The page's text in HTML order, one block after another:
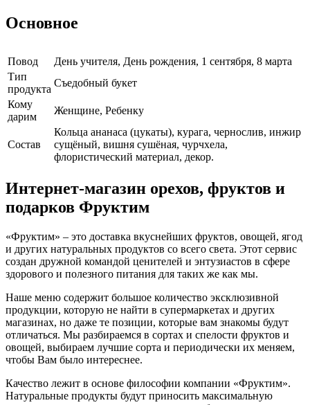
Основное
Повод
День учителя, День рождения, 1 сентября, 8 марта
Тип
продукта
Съедобный букет
Кому
дарим
Женщине, Ребенку
Cостав
Кольца ананаса (цукаты), курага, чернослив, инжир
сущёный, вишня сушёная, чурчхела,
флористический материал, декор.
Интернет-магазин орехов, фруктов и
подарков Фруктим
«Фруктим» – это доставка вкуснейших фруктов, овощей, ягод
и других натуральных продуктов со всего света. Этот сервис
создан дружной командой ценителей и энтузиастов в сфере
здорового и полезного питания для таких же как мы.
Наше меню содержит большое количество эксклюзивной
продукции, которую не найти в супермаркетах и других
магазинах, но даже те позиции, которые вам знакомы будут
отличаться. Мы разбираемся в сортах и спелости фруктов и
овощей, выбираем лучшие сорта и периодически их меняем,
чтобы Вам было интереснее.
Качество лежит в основе философии компании «Фруктим».
Натуральные продукты будут приносить максимальную